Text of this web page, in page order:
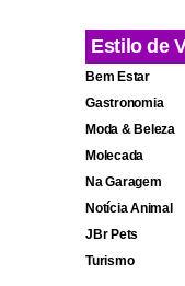
Estado de
reage com
percentuais
indústrias
aparelhos
Estilo de
Bem Estar
Gastronomia
Moda & Beleza
Molecada
Na Garagem
Notícia Animal
JBr Pets
Turismo